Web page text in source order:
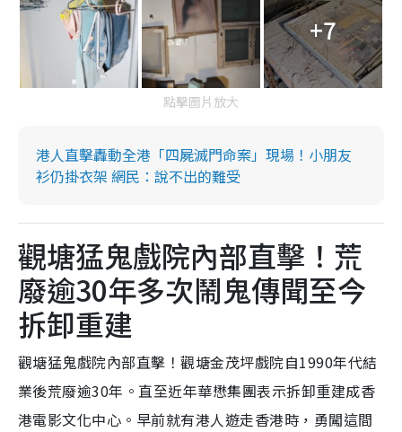
+7
點擊圖片放大
港人直擊轟動全港「四屍滅門命案」現場！小朋友
衫仍掛衣架 網民：說不出的難受
觀塘猛鬼戲院內部直擊！荒
廢逾30年多次鬧鬼傳聞至今
拆卸重建
觀塘猛鬼戲院內部直擊！觀塘金茂坪戲院自1990年代結
業後荒廢逾30年。直至近年華懋集團表示拆卸重建成香
港電影文化中心。早前就有港人遊走香港時，勇闖這間